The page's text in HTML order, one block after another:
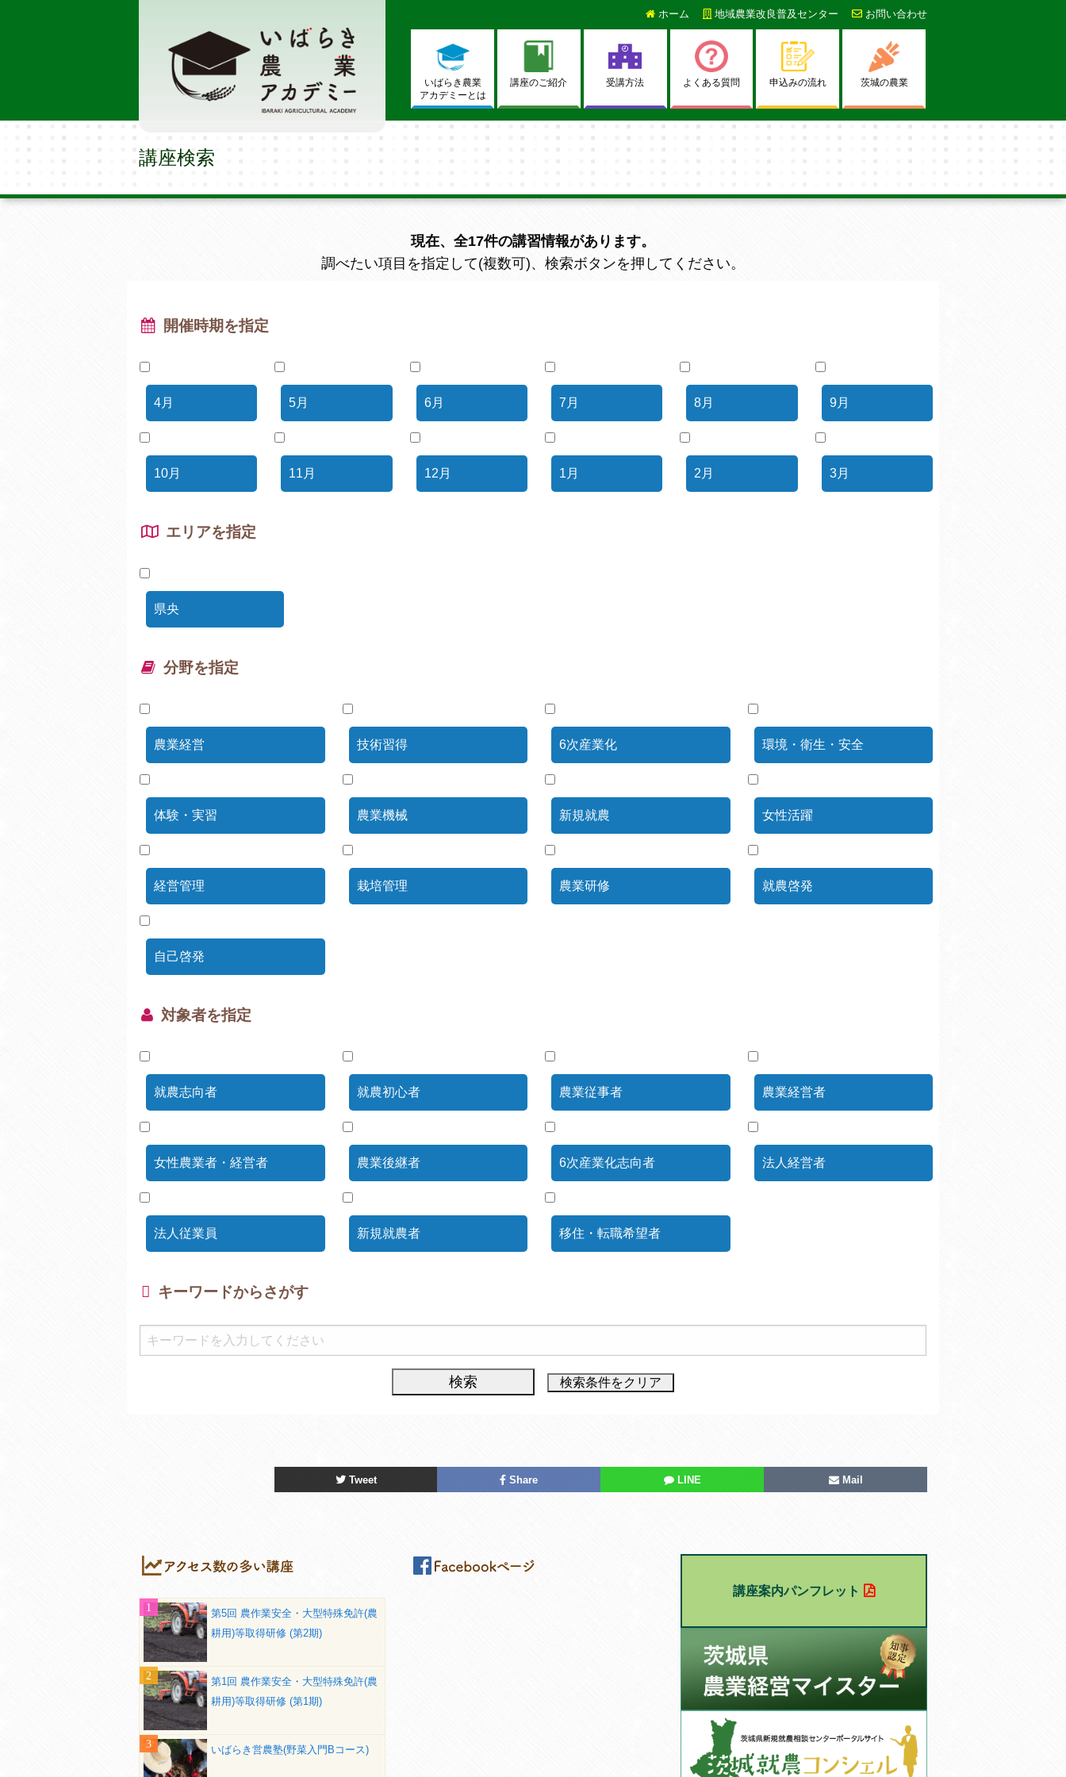
ホーム 地域農業改良普及センター お問い合わせ
いばらき農業
アカデミーとは
講座のご紹介 受講方法 よくある質問 申込みの流れ 茨城の農業
講座検索
現在、全17件の講習情報があります。
調べたい項目を指定して(複数可)、検索ボタンを押してください。
開催時期を指定
4月 5月 6月 7月 8月 9月
10月 11月 12月 1月 2月 3月
エリアを指定
県央
分野を指定
農業経営 技術習得 6次産業化 環境・衛生・安全
体験・実習 農業機械 新規就農 女性活躍
経営管理 栽培管理 農業研修 就農啓発
自己啓発
対象者を指定
就農志向者 就農初心者 農業従事者 農業経営者
女性農業者・経営者 農業後継者 6次産業化志向者 法人経営者
法人従業員 新規就農者 移住・転職希望者
キーワードからさがす
Tweet Share LINE Mail
第5回 農作業安全・大型特殊免許(農
耕用)等取得研修 (第2期)
第1回 農作業安全・大型特殊免許(農
耕用)等取得研修 (第1期)
いばらき営農塾(野菜入門Bコース)
講座案内パンフレット